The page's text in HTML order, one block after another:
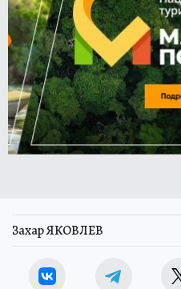
Захар ЯКОВЛЕВ